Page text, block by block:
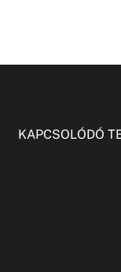
KAPCSOLÓDÓ